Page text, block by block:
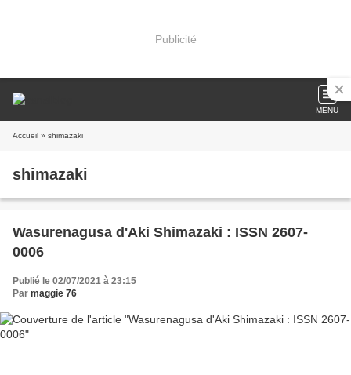
Publicité
MENU
Accueil » shimazaki
shimazaki
Wasurenagusa d'Aki Shimazaki : ISSN 2607-
0006
Publié le 02/07/2021 à 23:15
Par maggie 76